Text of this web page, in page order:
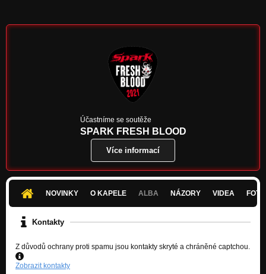
Účastníme se soutěže
SPARK FRESH BLOOD
Více informací
NOVINKY O KAPELE ALBA NÁZORY VIDEA
Kontakty
Z důvodů ochrany proti spamu jsou kontakty skryté a chráněné captchou.
Zobrazit kontakty